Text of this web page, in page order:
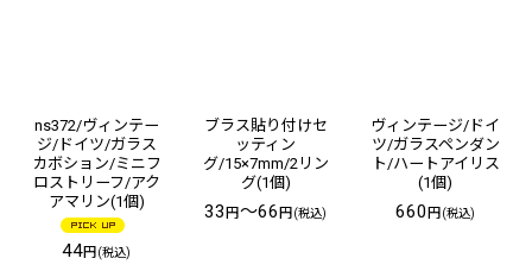
ns372/ヴィンテー
ジ/ドイツ/ガラス
カボション/ミニフ
ロストリーフ/アク
アマリン(1個)
44円(税込)
ブラス貼り付けセ
ッティン
グ/15×7mm/2リン
グ(1個)
33円～66円(税込)
ヴィンテージ/ドイ
ツ/ガラスペンダン
ト/ハートアイリス
(1個)
660円(税込)